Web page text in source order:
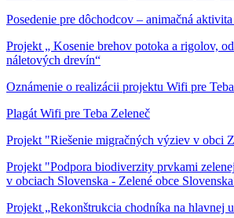
Posedenie pre dôchodcov – animačná
Projekt „ Kosenie brehov potoka a rigolov,
náletových drevín“
Oznámenie o realizácii projektu Wifi pre
Plagát Wifi pre Teba Zeleneč
Projekt "Riešenie migračných výziev v obci
Projekt "Podpora biodiverzity prvkami
v obciach Slovenska - Zelené obce
Projekt „Rekonštrukcia chodníka na hlavnej